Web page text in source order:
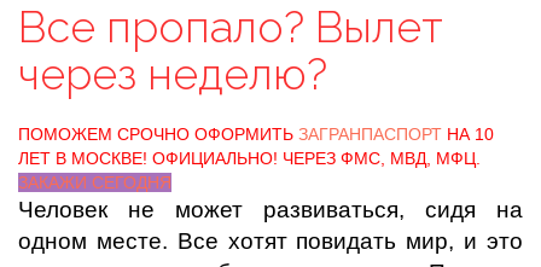
Все пропало? Вылет
через неделю?
ПОМОЖЕМ СРОЧНО ОФОРМИТЬ ЗАГРАНПАСПОРТ НА 10
ЛЕТ В МОСКВЕ! ОФИЦИАЛЬНО! ЧЕРЕЗ ФМС, МВД, МФЦ.
ЗАКАЖИ СЕГОДНЯ
Человек не может развиваться, сидя на
одном месте. Все хотят повидать мир, и это